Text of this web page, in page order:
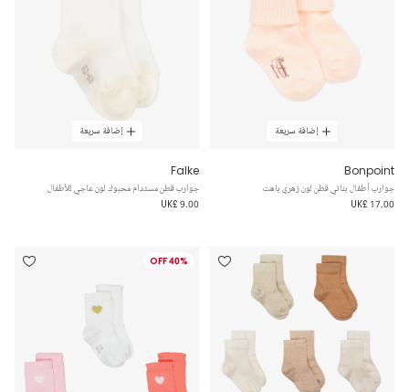
إضافة سريعة
Bonpoint
جوارب أطفال بناتي قطن لون زهري باهت
UK£ 17.00
إضافة سريعة
Falke
جوارب قطن مستدام محبوك لون عاجي للأطفال
UK£ 9.00
40% OFF